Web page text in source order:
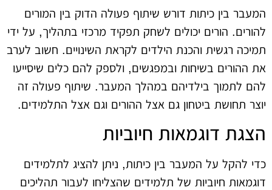
המעבר בין כיתות דורש שיתוף פעולה הדוק בין המורים
להורים. הורים יכולים לשחק תפקיד מרכזי בתהליך, על ידי
תמיכה רגשית והכנת הילדים לקראת השינויים. חשוב לערב
את ההורים בשיחות ובמפגשים, ולספק להם כלים שיסייעו
להם לתמוך בילדיהם במהלך המעבר. שיתוף פעולה זה
יוצר תחושת ביטחון גם אצל ההורים וגם אצל התלמידים.
הצגת דוגמאות חיוביות
כדי להקל על המעבר בין כיתות, ניתן להציג לתלמידים
דוגמאות חיוביות של תלמידים שהצליחו לעבור תהליכים